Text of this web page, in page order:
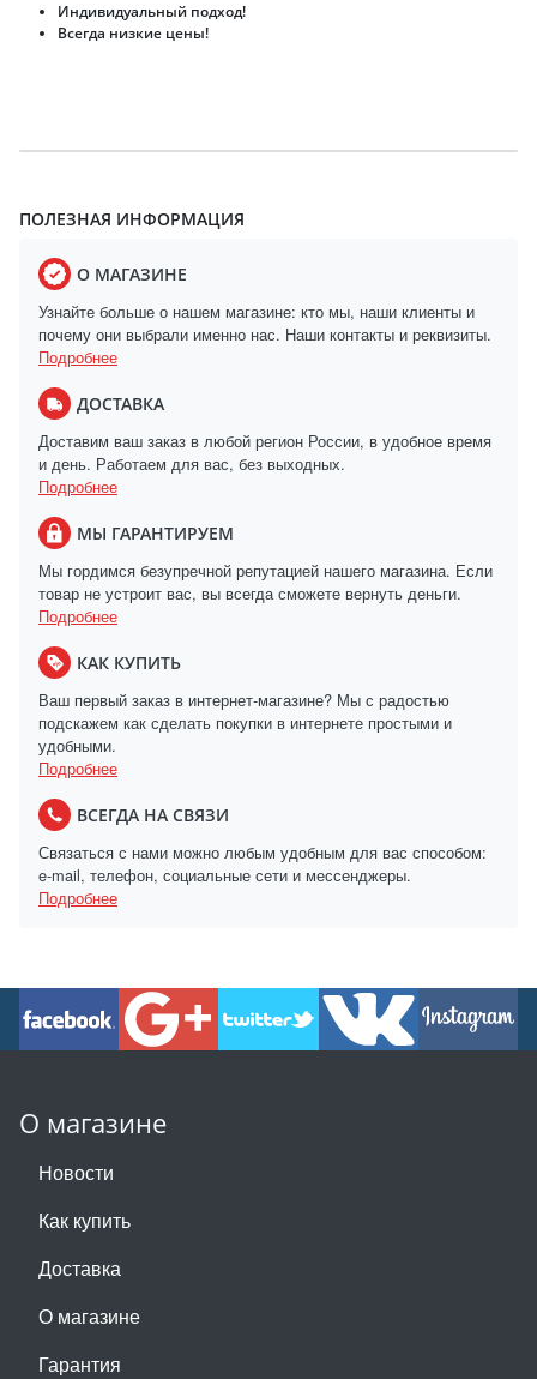
Индивидуальный подход!
Всегда низкие цены!
ПОЛЕЗНАЯ ИНФОРМАЦИЯ
О МАГАЗИНЕ
Узнайте больше о нашем магазине: кто мы, наши клиенты и
почему они выбрали именно нас. Наши контакты и реквизиты.
Подробнее
ДОСТАВКА
Доставим ваш заказ в любой регион России, в удобное время
и день. Работаем для вас, без выходных.
Подробнее
МЫ ГАРАНТИРУЕМ
Мы гордимся безупречной репутацией нашего магазина. Если
товар не устроит вас, вы всегда сможете вернуть деньги.
Подробнее
КАК КУПИТЬ
Ваш первый заказ в интернет-магазине? Мы с радостью
подскажем как сделать покупки в интернете простыми и
удобными.
Подробнее
ВСЕГДА НА СВЯЗИ
Связаться с нами можно любым удобным для вас способом:
e-mail, телефон, социальные сети и мессенджеры.
Подробнее
О магазине
Новости
Как купить
Доставка
О магазине
Гарантия